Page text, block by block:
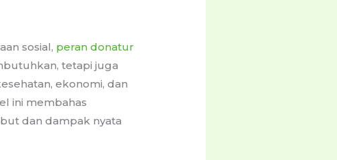
sosial, peran donatur
tetapi juga
ekonomi, dan
ini membahas
dan dampak nyata